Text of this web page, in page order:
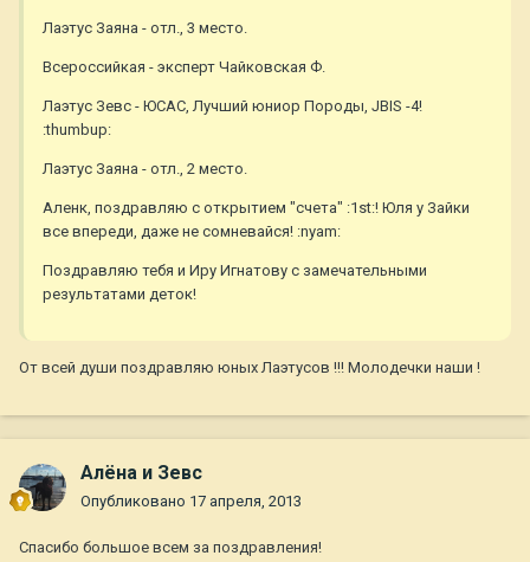
Лаэтус Заяна - отл., 3 место.
Всероссийкая - эксперт Чайковская Ф.
Лаэтус Зевс - ЮСАС, Лучший юниор Породы, JBIS -4!
:thumbup:
Лаэтус Заяна - отл., 2 место.
Аленк, поздравляю с открытием "счета" :1st:! Юля у Зайки
все впереди, даже не сомневайся! :nyam:
Поздравляю тебя и Иру Игнатову с замечательными
результатами деток!
От всей души поздравляю юных Лаэтусов !!! Молодечки наши !
Алёна и Зевс
Опубликовано 17 апреля, 2013
Спасибо большое всем за поздравления!